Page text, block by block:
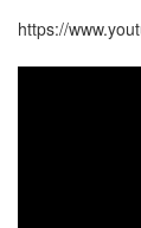
https://